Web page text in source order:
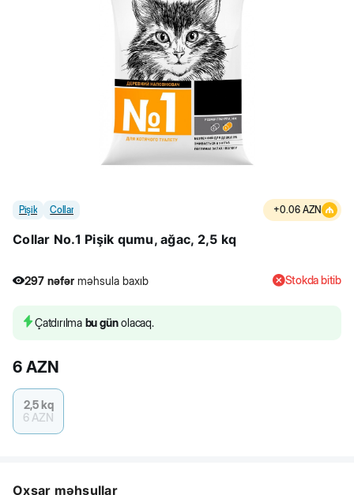
Pişik Collar +0.06 AZN
Collar No.1 Pişik qumu, ağac, 2,5 kq
297 nəfər məhsula baxıb
297 nəfər məhsula baxıb
Stokda bitib
Çatdırılma bu günolacaq.
6 AZN
2,5 kq
6 AZN
Oxşar məhsullar